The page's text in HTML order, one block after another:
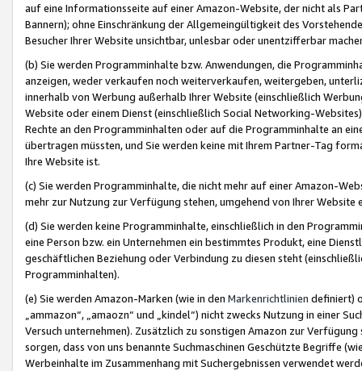
auf eine Informationsseite auf einer Amazon-Website, der nicht als
Bannern); ohne Einschränkung der Allgemeingültigkeit des
Besucher Ihrer Website unsichtbar, unlesbar oder unentzifferbar
(b) Sie werden Programminhalte bzw. Anwendungen, die
anzeigen, weder verkaufen noch weiterverkaufen, weitergeben,
innerhalb von Werbung außerhalb Ihrer Website (einschließlich
Website oder einem Dienst (einschließlich Social Networking-
Rechte an den Programminhalten oder auf die Programminhalte an
übertragen müssten, und Sie werden keine mit Ihrem Partner-Tag
Ihre Website ist.
(c) Sie werden Programminhalte, die nicht mehr auf einer Amazon-
mehr zur Nutzung zur Verfügung stehen, umgehend von Ihrer
(d) Sie werden keine Programminhalte, einschließlich in den
eine Person bzw. ein Unternehmen ein bestimmtes Produkt, eine
geschäftlichen Beziehung oder Verbindung zu diesen steht
Programminhalten).
(e) Sie werden Amazon-Marken (wie in den Markenrichtlinien definiert)
„ammazon“, „amaozn“ und „kindel“) nicht zwecks Nutzung in einer
Versuch unternehmen). Zusätzlich zu sonstigen Amazon zur
sorgen, dass von uns benannte Suchmaschinen Geschützte Begriffe
Werbeinhalte im Zusammenhang mit Suchergebnissen verwendet